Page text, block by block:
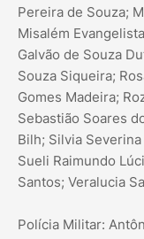
Pereira de Souza;
Misalém
Galvão de Souza
Souza Siqueira;
Gomes Madeira;
Sebastião Soares
Bilh; Silvia
Sueli Raimundo
Santos; Veralucia
Polícia Militar: